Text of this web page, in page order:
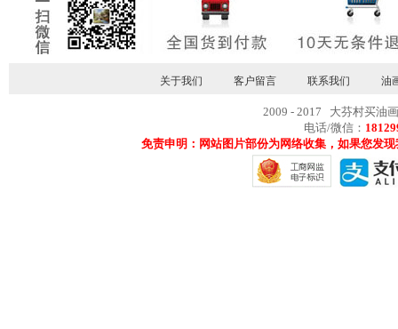
关于我们 客户留言 联系我们 油
2009 - 2017 大芬村买油
电话/微信：
免责申明：网站图片部份为网络收集，如果您发